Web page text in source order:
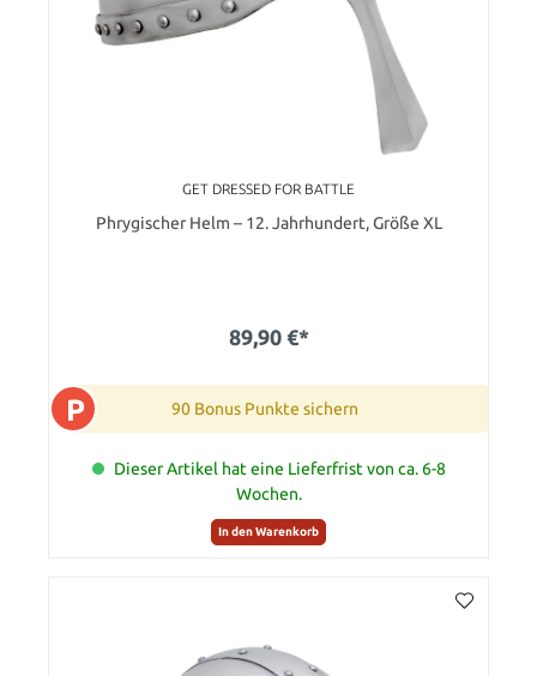
GET DRESSED FOR BATTLE
Phrygischer Helm – 12. Jahrhundert, Größe XL
89,90 €*
P 90 Bonus Punkte sichern
Dieser Artikel hat eine Lieferfrist von ca. 6-8
Wochen.
In den Warenkorb